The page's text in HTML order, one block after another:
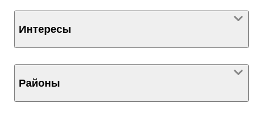
Интересы
Районы